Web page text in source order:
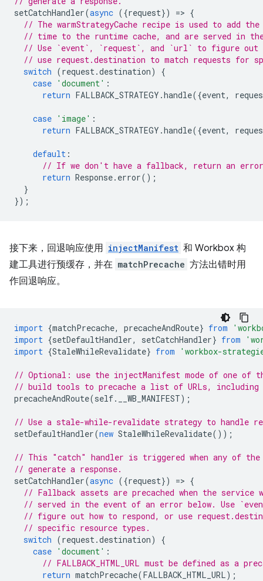
setCatchHandler(async ({request}) => {
// The warmStrategyCache recipe is used to add
// time to the runtime cache, and are served in
// Use `event`, `request`, and `url` to figure out
// use request.destination to match requests for
switch (request.destination)
{
case 'document' :
return FALLBACK_STRATEGY .handle({event,
case 'image' :
return FALLBACK_STRATEGY .handle({event,
default :
// If we don't have a fallback, return an error
return Response. error();
}
});
接下来，回退响应使用 injectManifest 和 Workbox 构
建工具进行预缓存，并在 matchPrecache 方法出错时用
作回退响应。
import {matchPrecache, precacheAndRoute} from
import {setDefaultHandler, setCatchHandler} from
import {StaleWhileRevalidate} from 'workbox-
// Optional: use the injectManifest mode of one of
// build tools to precache a list of URLs, including
precacheAndRoute(self. __WB_MANIFEST);
// Use a stale-while-revalidate strategy to handle
setDefaultHandler(new StaleWhileRevalidate());
// This "catch" handler is triggered when any of
// generate a response.
setCatchHandler(async ({request}) => {
// Fallback assets are precached when the
// served in the event of an error below. Use
// figure out how to respond, or use
// specific resource types.
switch (request.destination)
{
case 'document' :
// FALLBACK_HTML_URL must be defined as a
return matchPrecache(FALLBACK_HTML_URL);